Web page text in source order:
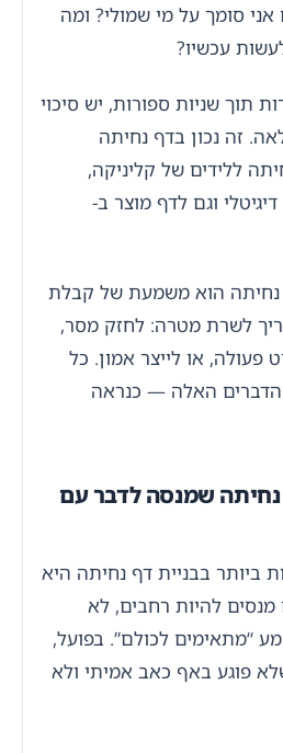
אני סומך על מי שמולי? ומה
עכשיו?
תוך שניות ספורות, יש סיכוי
זה נכון בדף נחיתה
ללידים של קליניקה,
וגם לדף מוצר ב-
נחיתה הוא משמעת של קבלת
לשרת מטרה: לחזק מסר,
פעולה, או לייצר אמון. כל
האלה — כנראה
שמנסה לדבר עם
ביותר בבניית דף נחיתה היא
להיות רחבים, לא
“מתאימים לכולם”. בפועל,
פוגע באף כאב אמיתי ולא